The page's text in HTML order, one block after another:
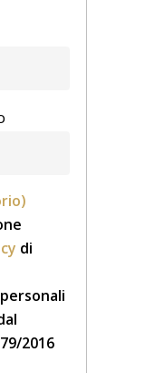
di
2016